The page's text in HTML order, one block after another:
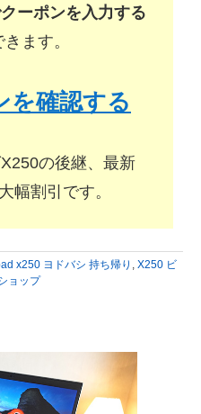
ーポンを入力する
ます。
を確認する
の後継、最新
幅割引です。
x250 ヨドバシ 持ち帰り , X250 ビ
ョップ